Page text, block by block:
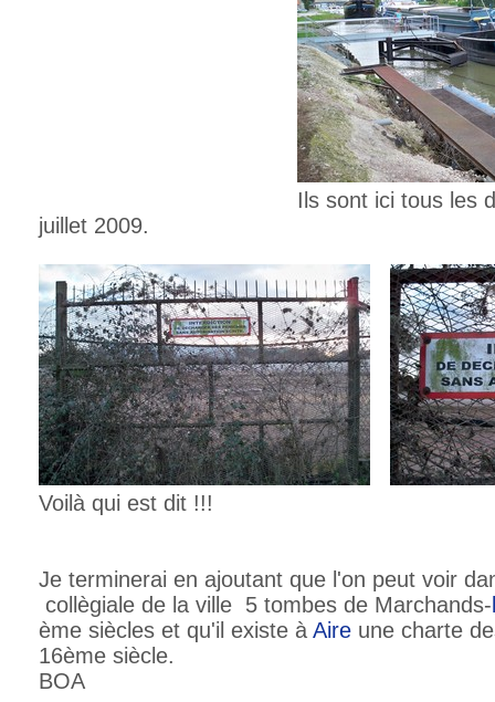
Ils sont ici tous les deux à
juillet 2009.
Voilà qui est dit !!!
Je terminerai en ajoutant que l'on peut voir
collègiale de la ville 5 tombes de Marchands-
ème siècles et qu'il existe à Aire une charte
16ème siècle.
BOA